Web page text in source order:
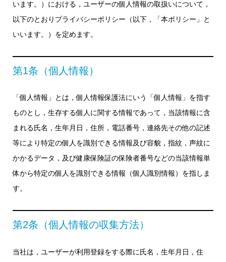
います。）における，ユーザーの個人情報の取扱いについて，
以下のとおりプライバシーポリシー（以下，「本ポリシー」と
いいます。）を定めます。
第1条（個人情報）
「個人情報」とは，個人情報保護法にいう「個人情報」を指す
ものとし，生存する個人に関する情報であって，当該情報に含
まれる氏名，生年月日，住所，電話番号，連絡先その他の記述
等により特定の個人を識別できる情報及び容貌，指紋，声紋に
かかるデータ，及び健康保険証の保険者番号などの当該情報単
体から特定の個人を識別できる情報（個人識別情報）を指しま
す。
第2条（個人情報の収集方法）
当社は，ユーザーが利用登録をする際に氏名，生年月日，住